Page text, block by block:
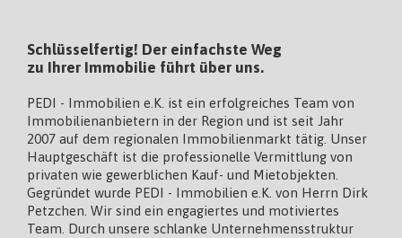
Schlüsselfertig! Der einfachste Weg
zu Ihrer Immobilie führt über uns.
PEDI - Immobilien e.K. ist ein erfolgreiches Team von
Immobilienanbietern in der Region und ist seit Jahr
2007 auf dem regionalen Immobilienmarkt tätig. Unser
Hauptgeschäft ist die professionelle Vermittlung von
privaten wie gewerblichen Kauf- und Mietobjekten.
Gegründet wurde PEDI - Immobilien e.K. von Herrn Dirk
Petzchen. Wir sind ein engagiertes und motiviertes
Team. Durch unsere schlanke Unternehmensstruktur